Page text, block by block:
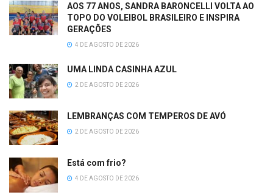
AOS 77 ANOS, SANDRA BARONCELLI VOLTA AO
TOPO DO VOLEIBOL BRASILEIRO E INSPIRA
GERAÇÕES
4 DE AGOSTO DE 2026
UMA LINDA CASINHA AZUL
2 DE AGOSTO DE 2026
LEMBRANÇAS COM TEMPEROS DE AVÓ
2 DE AGOSTO DE 2026
Está com frio?
4 DE AGOSTO DE 2026